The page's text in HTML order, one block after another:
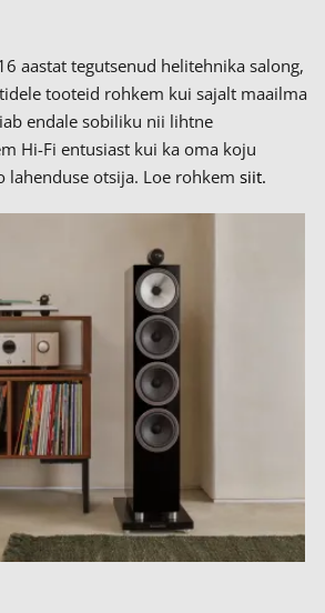
aastat tegutsenud helitehnika salong,
tooteid rohkem kui sajalt maailma
endale sobiliku nii lihtne
Hi-Fi entusiast kui ka oma koju
otsija. Loe rohkem siit.